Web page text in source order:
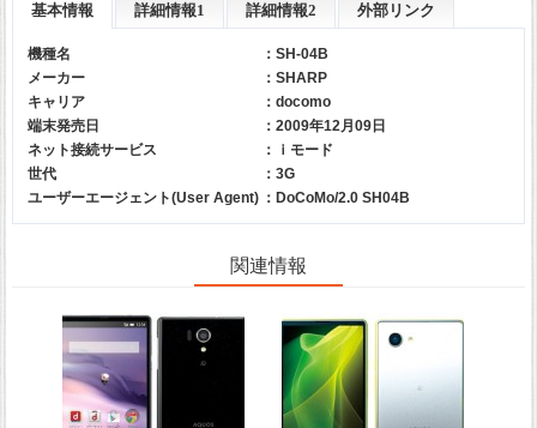
基本情報 詳細情報1 詳細情報2 外部リンク
機種名
：SH-04B
メーカー
： SHARP
キャリア
： docomo
端末発売日
：2009年12月09日
ネット接続サービス
：ｉモード
世代
：3G
ユーザーエージェント(User Agent) ：DoCoMo/2.0 SH04B
関連情報